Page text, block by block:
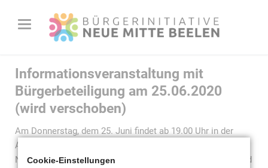
Informationsveranstaltung mit
Bürgerbeteiligung am 25.06.2020
(wird verschoben)
Am Donnerstag, dem 25. Juni findet ab 19.00 Uhr in der
Axtbachhalle eine Informationsveranstaltung zur
Nachnutzung der alten Grundschule statt. An diesem Abend
Cookie-Einstellungen